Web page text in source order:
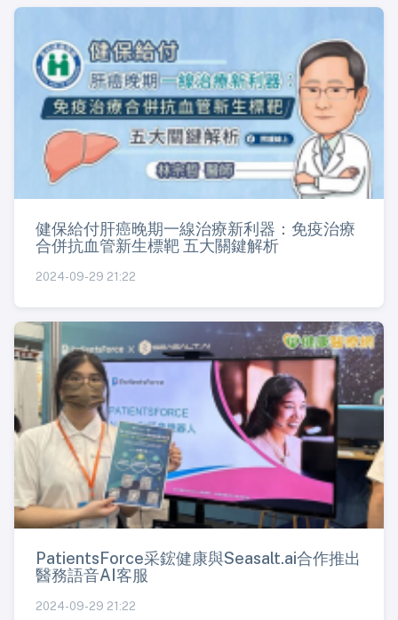
健保給付肝癌晚期一線治療新利器：免疫治療
合併抗血管新生標靶 五大關鍵解析
2024-09-29 21:22
PatientsForce采鋐健康與Seasalt.ai合作推出
醫務語音AI客服
2024-09-29 21:22